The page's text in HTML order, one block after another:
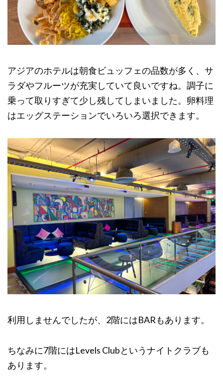
アジアのホテルは朝食ビュッフェの品数が多く、サ
ラダやフルーツが充実していて良いですね。調子に
乗って取りすぎて少し残してしまいました。卵料理
はエッグステーションでいろいろ選択できます。
利用しませんでしたが、2階にはBARもあります。
ちなみに7階にはLevels Clubというナイトクラブも
あります。